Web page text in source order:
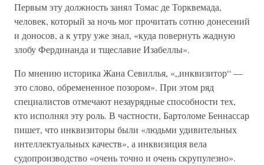
Первым эту должность занял Томас де Торквемада,
человек, который за ночь мог прочитать сотню донесений
и доносов, а к утру уже знал, «куда повернуть жадную
злобу Фердинанда и тщеславие Изабеллы».
По мнению историка Жана Севиллья, «„инквизитор“ —
это слово, обремененное позором». При этом ряд
специалистов отмечают незаурядные способности тех,
кто исполнял эту роль. В частности, Бартоломе Беннассар
пишет, что инквизиторы были «людьми удивительных
интеллектуальных качеств», а инквизиция вела
судопроизводство «очень точно и очень скрупулезно».